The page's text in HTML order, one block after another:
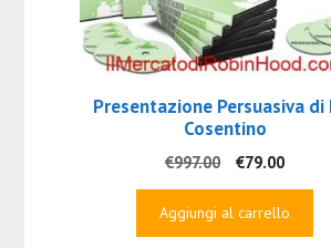
Presentazione Persuasiva di
Cosentino
€997.00
Il
originale
€79.00Il
attuale
Aggiungi al carrello